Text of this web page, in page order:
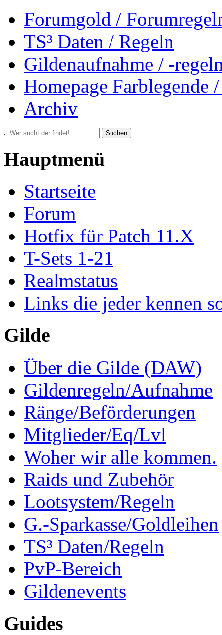
Forumgold /
TS³ Daten / Regeln
Gildenaufnahme / -
Homepage Farblegende
Archiv
. Suchen
Hauptmenü
Startseite
Forum
Hotfix für Patch 11.X
T-Sets 1-21
Realmstatus
Links die jeder kennen
Gilde
Über die Gilde (DAW)
Gildenregeln/Aufnahme
Ränge/Beförderungen
Mitglieder/Eq/Lvl
Woher wir alle kommen.
Raids und Zubehör
Lootsystem/Regeln
G.-Sparkasse/Goldleihen
TS³ Daten/Regeln
PvP-Bereich
Gildenevents
Guides